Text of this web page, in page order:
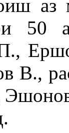
аз
50
В.,